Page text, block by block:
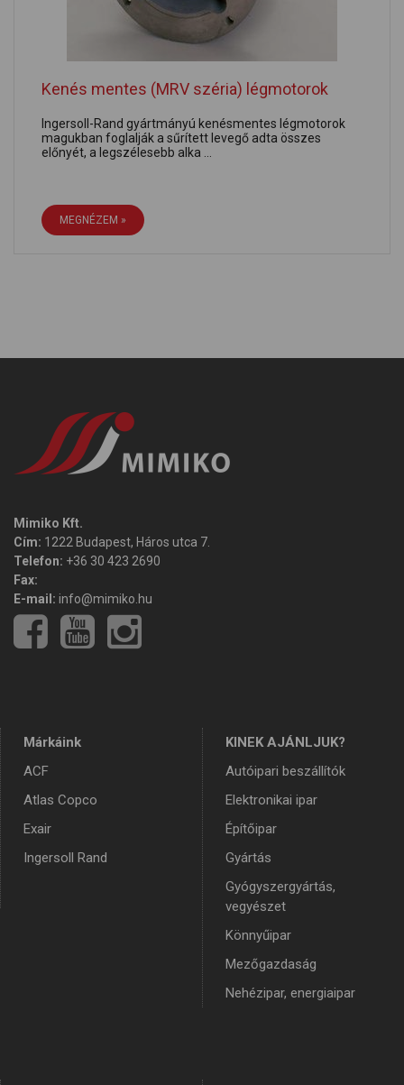
Kenés mentes (MRV széria) légmotorok
Ingersoll-Rand gyártmányú kenésmentes légmotorok
magukban foglalják a sűrített levegő adta összes
előnyét, a legszélesebb alka ...
MEGNÉZEM »
Mimiko Kft.
Cím: 1222 Budapest, Háros utca 7.
Telefon: +36 30 423 2690
Fax:
E-mail: info@mimiko.hu
Márkáink
ACF
Atlas Copco
Exair
Ingersoll Rand
KINEK AJÁNLJUK?
Autóipari beszállítók
Elektronikai ipar
Építőipar
Gyártás
Gyógyszergyártás,
vegyészet
Könnyűipar
Mezőgazdaság
Nehézipar, energiaipar